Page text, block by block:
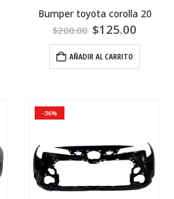
Bumper toyota corolla 20
$200.00 $125.00
AÑADIR AL CARRITO
-36%